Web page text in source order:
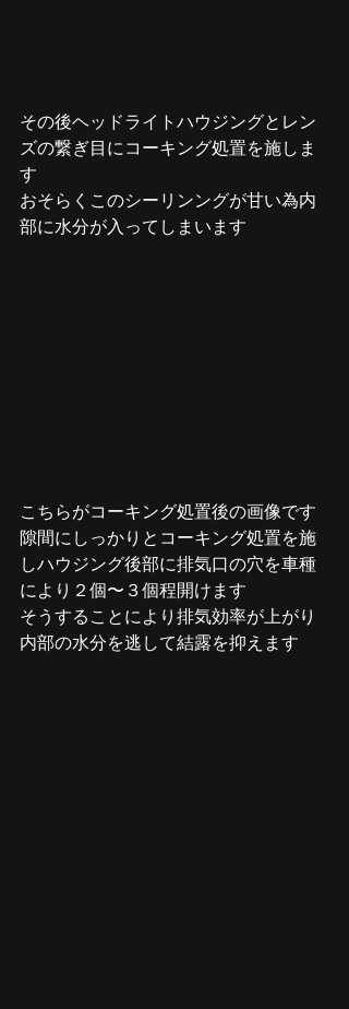
その後ヘッドライトハウジングとレン
ズの繋ぎ目にコーキング処置を施しま
す
おそらくこのシーリンングが甘い為内
部に水分が入ってしまいます
こちらがコーキング処置後の画像です
隙間にしっかりとコーキング処置を施
しハウジング後部に排気口の穴を車種
により２個〜３個程開けます
そうすることにより排気効率が上がり
内部の水分を逃して結露を抑えます